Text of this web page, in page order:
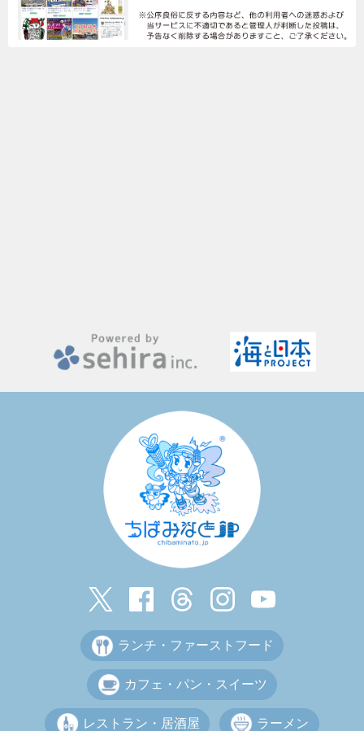
ランチ・ファーストフード
カフェ・パン・スイーツ
レストラン・居酒屋 ラーメン